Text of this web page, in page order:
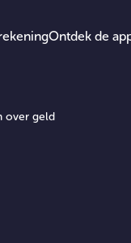
Ontdek de
over geld